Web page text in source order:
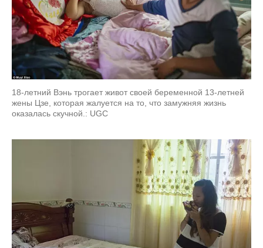
18-летний Вэнь трогает живот своей беременной 13-летней
жены Цзе, которая жалуется на то, что замужняя жизнь
оказалась скучной.: UGC